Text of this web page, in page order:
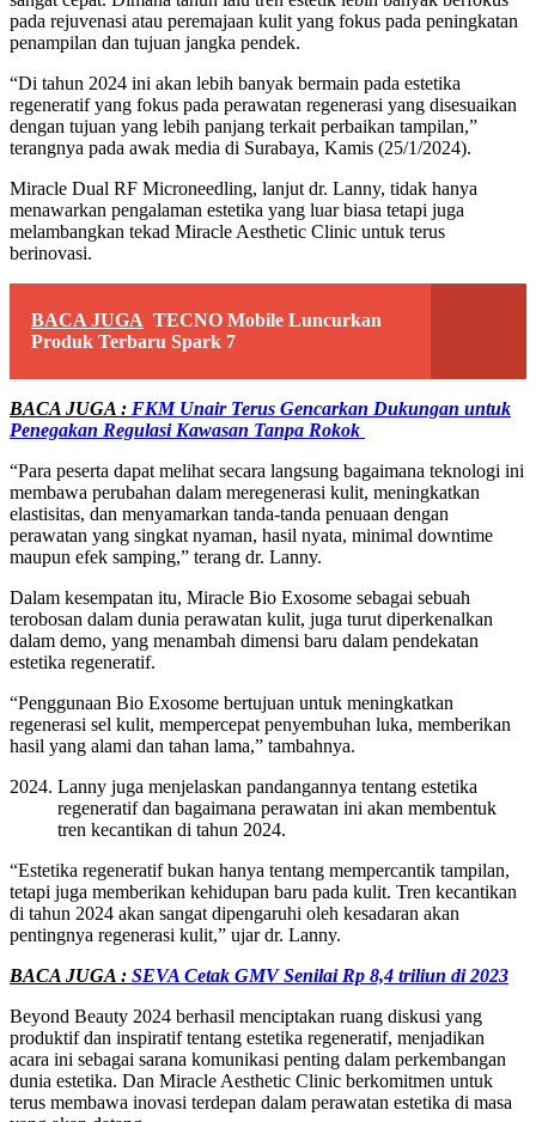
pada rejuvenasi atau peremajaan kulit yang fokus pada peningkatan
penampilan dan tujuan jangka pendek.
“Di tahun 2024 ini akan lebih banyak bermain pada estetika
regeneratif yang fokus pada perawatan regenerasi yang disesuaikan
dengan tujuan yang lebih panjang terkait perbaikan tampilan,”
terangnya pada awak media di Surabaya, Kamis (25/1/2024).
Miracle Dual RF Microneedling, lanjut dr. Lanny, tidak hanya
menawarkan pengalaman estetika yang luar biasa tetapi juga
melambangkan tekad Miracle Aesthetic Clinic untuk terus
berinovasi.
BACA JUGA TECNO Mobile Luncurkan
Produk Terbaru Spark 7
BACA JUGA : FKM Unair Terus Gencarkan Dukungan untuk
Penegakan Regulasi Kawasan Tanpa Rokok
“Para peserta dapat melihat secara langsung bagaimana teknologi ini
membawa perubahan dalam meregenerasi kulit, meningkatkan
elastisitas, dan menyamarkan tanda-tanda penuaan dengan
perawatan yang singkat nyaman, hasil nyata, minimal downtime
maupun efek samping,” terang dr. Lanny.
Dalam kesempatan itu, Miracle Bio Exosome sebagai sebuah
terobosan dalam dunia perawatan kulit, juga turut diperkenalkan
dalam demo, yang menambah dimensi baru dalam pendekatan
estetika regeneratif.
“Penggunaan Bio Exosome bertujuan untuk meningkatkan
regenerasi sel kulit, mempercepat penyembuhan luka, memberikan
hasil yang alami dan tahan lama,” tambahnya.
Lanny juga menjelaskan pandangannya tentang estetika
regeneratif dan bagaimana perawatan ini akan membentuk
tren kecantikan di tahun 2024.
“Estetika regeneratif bukan hanya tentang mempercantik tampilan,
tetapi juga memberikan kehidupan baru pada kulit. Tren kecantikan
di tahun 2024 akan sangat dipengaruhi oleh kesadaran akan
pentingnya regenerasi kulit,” ujar dr. Lanny.
BACA JUGA : SEVA Cetak GMV Senilai Rp 8,4 triliun di 2023
Beyond Beauty 2024 berhasil menciptakan ruang diskusi yang
produktif dan inspiratif tentang estetika regeneratif, menjadikan
acara ini sebagai sarana komunikasi penting dalam perkembangan
dunia estetika. Dan Miracle Aesthetic Clinic berkomitmen untuk
terus membawa inovasi terdepan dalam perawatan estetika di masa